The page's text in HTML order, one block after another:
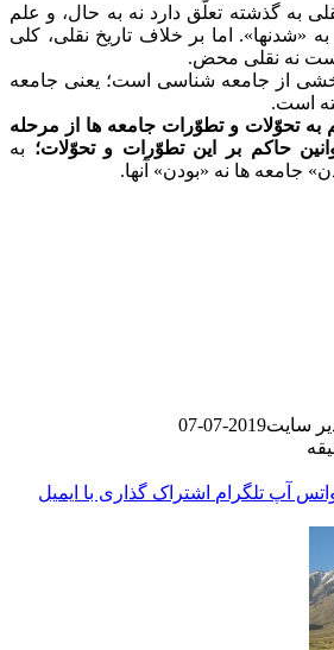
به گذشته تعلّق دارد نه به حال، و علم
«شدنها». اما بر خلاف تاریخ نقلی، کلی
نه نقلی محض.
از جامعه شناسی است؛ یعنی جامعه
است.
به تحوّلات و تطوّرات جامعه ها از مرحله
حاکم بر این تطوّرات و تحوّلات؛ به
جامعه ها نه «بودن» آنها.
سایت2019-07-07
آپ تلگرام اشتراک گذاری با ایمیل